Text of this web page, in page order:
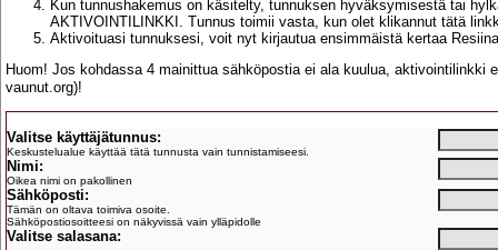
Kun tunnushakemus on käsitelty, tunnuksen hyväksymisestä tai
AKTIVOINTILINKKI. Tunnus toimii vasta, kun olet klikannut tätä
Aktivoituasi tunnuksesi, voit nyt kirjautua ensimmäistä kertaa
Huom! Jos kohdassa 4 mainittua sähköpostia ei ala kuulua,
vaunut.org)!
Valitse käyttäjätunnus:
Keskustelualue käyttää tätä tunnusta vain tunnistamiseesi.
Nimi:
Oikea nimi on pakollinen
Sähköposti:
Tämän on oltava toimiva osoite.
Sähköpostiosoitteesi on näkyvissä vain ylläpidolle
Valitse salasana: